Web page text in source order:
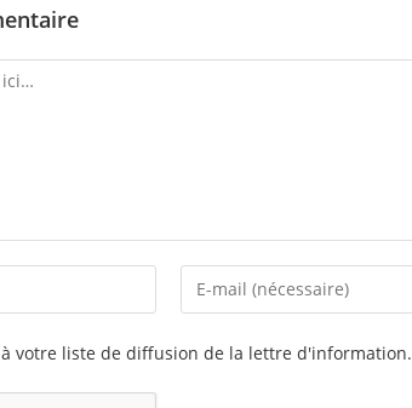
votre liste de diffusion de la lettre d'information.